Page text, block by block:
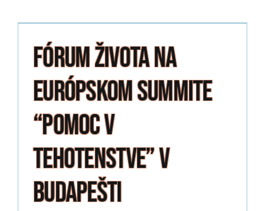
Fórum života na
Európskom summite
“pomoc v
tehotenstve” v
Budapešti